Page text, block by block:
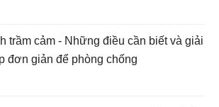
trầm cảm - Những điều cần biết và giải
đơn giản để phòng chống